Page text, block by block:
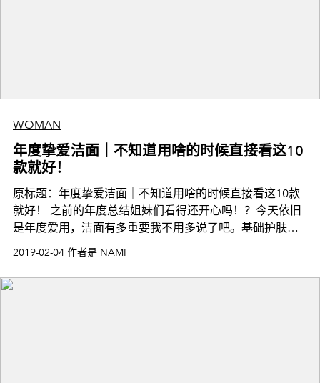
WOMAN
年度挚爱洁面｜不知道用啥的时候直接看这10
款就好！
原标题：年度挚爱洁面｜不知道用啥的时候直接看这10款
就好！ 之前的年度总结姐妹们看得还开心吗！？今天依旧
是年度爱用，洁面有多重要我不用多说了吧。基础护肤决
定上层美妆，基础护肤的第一步就是洁面。皮肤清洁
2019-02-04 作者是 NAMI